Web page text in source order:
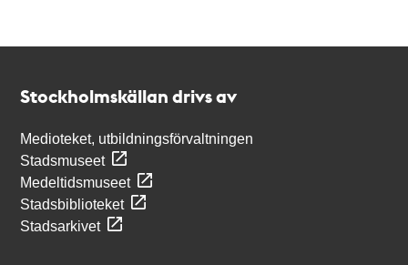
Stockholmskällan drivs av
Medioteket, utbildningsförvaltningen
Stadsmuseet
Medeltidsmuseet
Stadsbiblioteket
Stadsarkivet